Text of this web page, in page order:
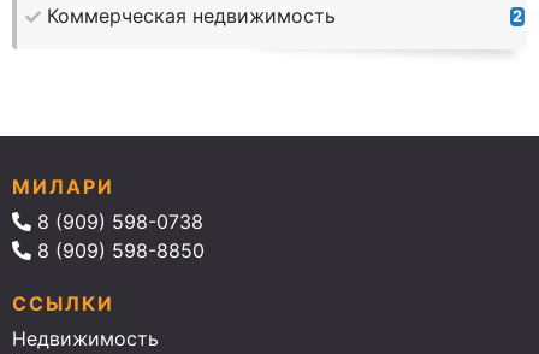
Коммерческая недвижимость 2
МИЛАРИ
8 (909) 598-0738
8 (909) 598-8850
ССЫЛКИ
Недвижимость